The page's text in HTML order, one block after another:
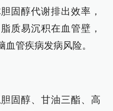
固醇代谢排出效率，
质易沉积在血管壁，
管疾病发病风险。
固醇、甘油三酯、高